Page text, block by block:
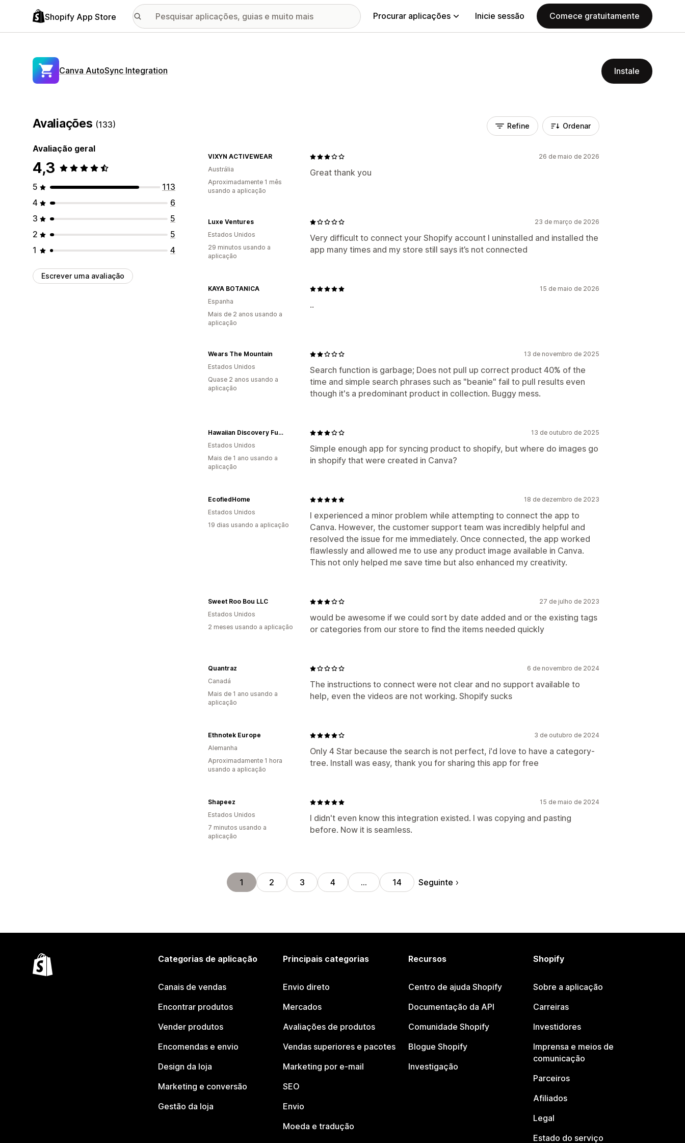
Shopify App Store Procurar aplicações Inicie sessão Comece gratuitamente
Canva AutoSync Integration Instale
Avaliações (133)
Avaliação geral
4,3
5
113
4
6
3
5
2
5
1
4
Escrever uma avaliação
Refine Ordenar
26 de maio de 2026
Great thank you
VIXYN ACTIVEWEAR
Austrália
Aproximadamente 1 mês
usando a aplicação
23 de março de 2026
Very difficult to connect your Shopify account I uninstalled and installed the
app many times and my store still says it’s not connected
Luxe Ventures
Estados Unidos
29 minutos usando a
aplicação
15 de maio de 2026
..
KAYA BOTANICA
Espanha
Mais de 2 anos usando a
aplicação
13 de novembro de 2025
Search function is garbage; Does not pull up correct product 40% of the
time and simple search phrases such as "beanie" fail to pull results even
though it's a predominant product in collection. Buggy mess.
Wears The Mountain
Estados Unidos
Quase 2 anos usando a
aplicação
13 de outubro de 2025
Simple enough app for syncing product to shopify, but where do images go
in shopify that were created in Canva?
Hawaiian Discovery Furniture
Estados Unidos
Mais de 1 ano usando a
aplicação
18 de dezembro de 2023
I experienced a minor problem while attempting to connect the app to
Canva. However, the customer support team was incredibly helpful and
resolved the issue for me immediately. Once connected, the app worked
flawlessly and allowed me to use any product image available in Canva.
This not only helped me save time but also enhanced my creativity.
EcofiedHome
Estados Unidos
19 dias usando a aplicação
27 de julho de 2023
would be awesome if we could sort by date added and or the existing tags
or categories from our store to find the items needed quickly
Sweet Roo Bou LLC
Estados Unidos
2 meses usando a aplicação
6 de novembro de 2024
The instructions to connect were not clear and no support available to
help, even the videos are not working. Shopify sucks
Quantraz
Canadá
Mais de 1 ano usando a
aplicação
3 de outubro de 2024
Only 4 Star because the search is not perfect, i'd love to have a category-
tree. Install was easy, thank you for sharing this app for free
Ethnotek Europe
Alemanha
Aproximadamente 1 hora
usando a aplicação
15 de maio de 2024
I didn't even know this integration existed. I was copying and pasting
before. Now it is seamless.
Shapeez
Estados Unidos
7 minutos usando a
aplicação
1 2 3 4 … 14 Seguinte
Categorias de aplicação
Canais de vendas
Encontrar produtos
Vender produtos
Encomendas e envio
Design da loja
Marketing e conversão
Gestão da loja
Principais categorias
Envio direto
Mercados
Avaliações de produtos
Vendas superiores e pacotes
Marketing por e-mail
SEO
Envio
Moeda e tradução
Recursos
Centro de ajuda Shopify
Documentação da API
Comunidade Shopify
Blogue Shopify
Investigação
Shopify
Sobre a aplicação
Carreiras
Investidores
Imprensa e meios de
comunicação
Parceiros
Afiliados
Legal
Estado do serviço